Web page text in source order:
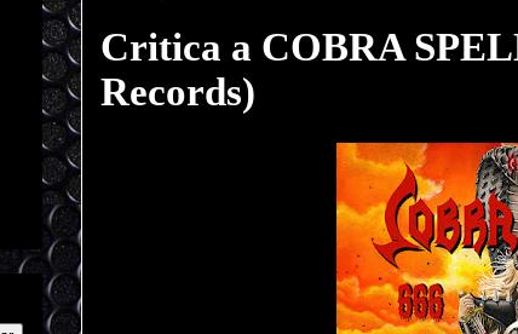
Critica a COBRA
Records)